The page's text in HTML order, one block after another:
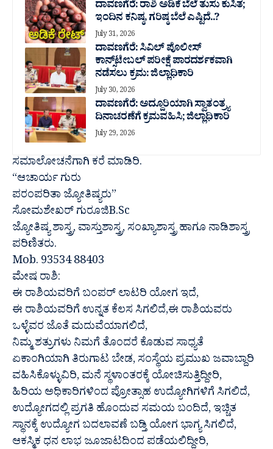
ದಾವಣಗೆರೆ: ರಾಶಿ ಅಡಿಕೆ ಬೆಲೆ ತುಸು‌ ಕುಸಿತ;
ಇಂದಿನ ಕನಿಷ್ಠ, ಗರಿಷ್ಠ ಬೆಲೆ ಎಷ್ಟಿದೆ..?
July 31, 2026
ದಾವಣಗೆರೆ: ಸಿವಿಲ್ ಪೊಲೀಸ್
ಕಾನ್ಸ್‌ಟೇಬಲ್ ಪರೀಕ್ಷೆ ಪಾರದರ್ಶಕವಾಗಿ
ನಡೆಸಲು ಕ್ರಮ: ಜಿಲ್ಲಾಧಿಕಾರಿ
July 30, 2026
ದಾವಣಗೆರೆ: ಅದ್ದೂರಿಯಾಗಿ ಸ್ವಾತಂತ್ರ್ಯ
ದಿನಾಚರಣೆಗೆ ಕ್ರಮವಹಿಸಿ; ಜಿಲ್ಲಾಧಿಕಾರಿ
July 29, 2026
ಸಮಾಲೋಚನೆಗಾಗಿ ಕರೆ ಮಾಡಿರಿ.
“ಆಚಾರ್ಯ ಗುರು
ಪರಂಪರಿತಾ ಜ್ಯೋತಿಷ್ಯರು”
ಸೋಮಶೇಖರ್ ಗುರೂಜಿB.Sc
ಜ್ಯೋತಿಷ್ಯ ಶಾಸ್ತ್ರ, ವಾಸ್ತುಶಾಸ್ತ್ರ, ಸಂಖ್ಯಾಶಾಸ್ತ್ರ ಹಾಗೂ ನಾಡಿಶಾಸ್ತ್ರ
ಪರಿಣಿತರು.
Mob. 93534 88403
ಮೇಷ ರಾಶಿ:
ಈ ರಾಶಿಯವರಿಗೆ ಬಂಪರ್ ಲಾಟರಿ ಯೋಗ ಇದೆ,
ಈ ರಾಶಿಯವರಿಗೆ ಉನ್ನತ ಕೆಲಸ ಸಿಗಲಿದೆ,ಈ ರಾಶಿಯವರು
ಒಳ್ಳೆವರ ಜೊತೆ ಮದುವೆಯಾಗಲಿದೆ,
ನಿಮ್ಮ ಶತ್ರುಗಳು ನಿಮಗೆ ತೊಂದರೆ ಕೊಡುವ ಸಾಧ್ಯತೆ
ಏಕಾಂಗಿಯಾಗಿ ತಿರುಗಾಟ ಬೇಡ, ಸಂಸ್ಥೆಯ ಪ್ರಮುಖ ಜವಾಬ್ದಾರಿ
ವಹಿಸಿಕೊಳ್ಳುವಿರಿ, ಮನೆ ಸ್ಥಳಾಂತರಕ್ಕೆ ಯೋಚಿಸುತ್ತಿದ್ದೀರಿ,
ಹಿರಿಯ ಅಧಿಕಾರಿಗಳಿಂದ ಪ್ರೋತ್ಸಾಹ ಉದ್ಯೋಗಿಗಳಿಗೆ ಸಿಗಲಿದೆ,
ಉದ್ಯೋಗದಲ್ಲಿ ಪ್ರಗತಿ ಹೊಂದುವ ಸಮಯ ಬಂದಿದೆ, ಇಚ್ಚಿತ
ಸ್ಥಾನಕ್ಕೆ ಉದ್ಯೋಗ ಬದಲಾವಣೆ ಬಡ್ತಿ ಯೋಗ ಭಾಗ್ಯ ಸಿಗಲಿದೆ,
ಆಕಸ್ಮಿಕ ಧನ ಲಾಭ ಜೂಜಾಟದಿಂದ ಪಡೆಯಲಿದ್ದೀರಿ,